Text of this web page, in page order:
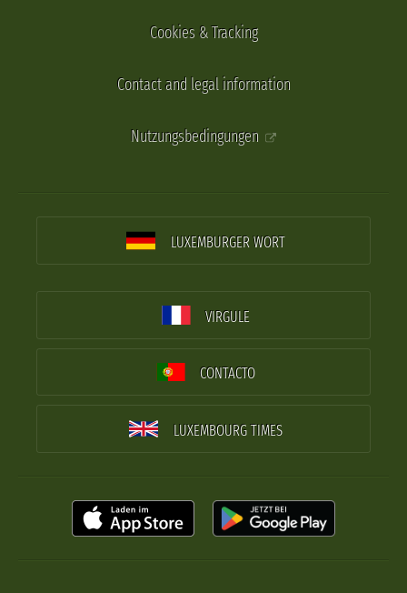
Cookies & Tracking
Contact and legal information
Nutzungsbedingungen
LUXEMBURGER WORT
VIRGULE
CONTACTO
LUXEMBOURG TIMES